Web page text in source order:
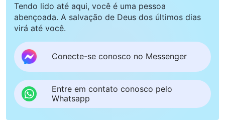
Tendo lido até aqui, você é uma pessoa
abençoada. A salvação de Deus dos últimos dias
virá até você.
Conecte-se conosco no Messenger
Entre em contato conosco pelo
Whatsapp